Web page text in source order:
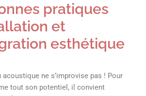
pratiques
et
esthétique
acoustique ne s’improvise pas ! Pour
tout son potentiel, il convient